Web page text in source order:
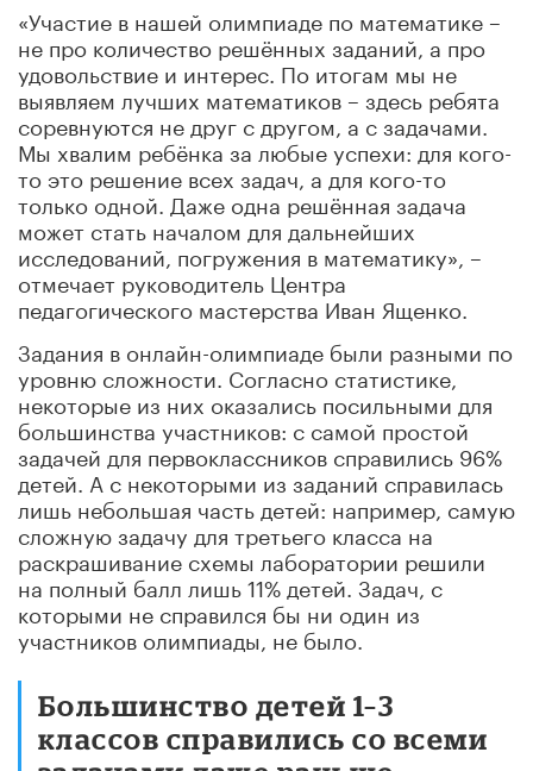
«Участие в нашей олимпиаде по математике –
не про количество решённых заданий, а про
удовольствие и интерес. По итогам мы не
выявляем лучших математиков – здесь ребята
соревнуются не друг с другом, а с задачами.
Мы хвалим ребёнка за любые успехи: для кого-
то это решение всех задач, а для кого-то
только одной. Даже одна решённая задача
может стать началом для дальнейших
исследований, погружения в математику», –
отмечает руководитель Центра
педагогического мастерства Иван Ященко.
Задания в онлайн-олимпиаде были разными по
уровню сложности. Согласно статистике,
некоторые из них оказались посильными для
большинства участников: с самой простой
задачей для первоклассников справились 96%
детей. А с некоторыми из заданий справилась
лишь небольшая часть детей: например, самую
сложную задачу для третьего класса на
раскрашивание схемы лаборатории решили
на полный балл лишь 11% детей. Задач, с
которыми не справился бы ни один из
участников олимпиады, не было.
Большинство детей 1–3
классов справились со всеми